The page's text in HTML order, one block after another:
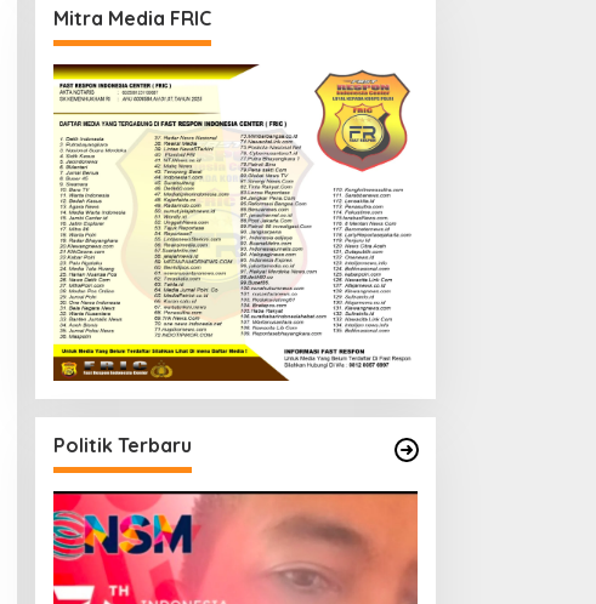
Mitra Media FRIC
Politik Terbaru